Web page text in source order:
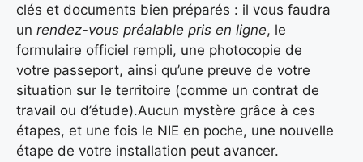
clés et documents bien préparés : il vous faudra
un rendez-vous préalable pris en ligne, le
formulaire officiel rempli, une photocopie de
votre passeport, ainsi qu’une preuve de votre
situation sur le territoire (comme un contrat de
travail ou d’étude).Aucun mystère grâce à ces
étapes, et une fois le NIE en poche, une nouvelle
étape de votre installation peut avancer.